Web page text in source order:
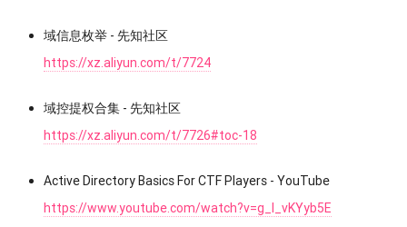
域信息枚举 - 先知社区
https://xz.aliyun.com/t/7724
域控提权合集 - 先知社区
https://xz.aliyun.com/t/7726#toc-18
Active Directory Basics For CTF Players - YouTube
https://www.youtube.com/watch?v=g_l_vKYyb5E